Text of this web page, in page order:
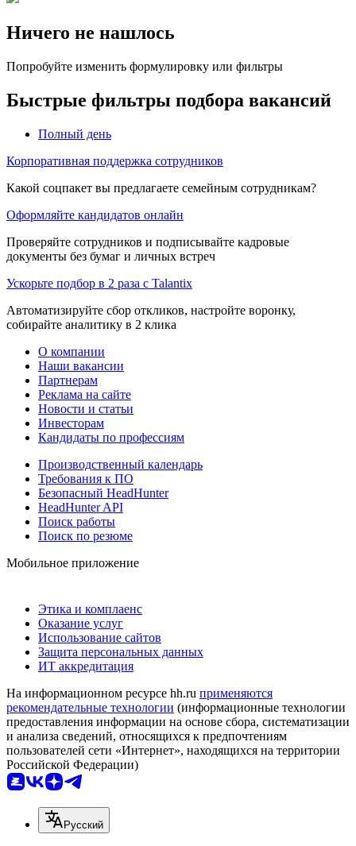
Ничего не нашлось
Попробуйте изменить формулировку или фильтры
Быстрые фильтры подбора вакансий
Полный день
Корпоративная поддержка сотрудников
Какой соцпакет вы предлагаете семейным сотрудникам?
Оформляйте кандидатов онлайн
Проверяйте сотрудников и подписывайте кадровые
документы без бумаг и личных встреч
Ускорьте подбор в 2 раза с Talantix
Автоматизируйте сбор откликов, настройте воронку,
собирайте аналитику в 2 клика
О компании
Наши вакансии
Партнерам
Реклама на сайте
Новости и статьи
Инвесторам
Кандидаты по профессиям
Производственный календарь
Требования к ПО
Безопасный HeadHunter
HeadHunter API
Поиск работы
Поиск по резюме
Мобильное приложение
Этика и комплаенс
Оказание услуг
Использование сайтов
Защита персональных данных
ИТ аккредитация
На информационном ресурсе hh.ru применяются
рекомендательные технологии (информационные технологии
предоставления информации на основе сбора, систематизации
и анализа сведений, относящихся к предпочтениям
пользователей сети «Интернет», находящихся на территории
Российской Федерации)
Русский